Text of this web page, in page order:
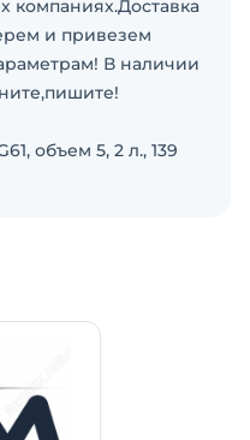
компаниях.Доставка
и привезем
В наличии
объем 5, 2 л., 139